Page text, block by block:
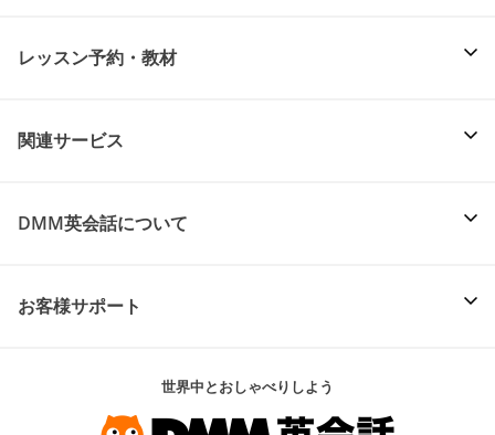
レッスン予約・教材
関連サービス
DMM英会話について
お客様サポート
世界中とおしゃべりしよう